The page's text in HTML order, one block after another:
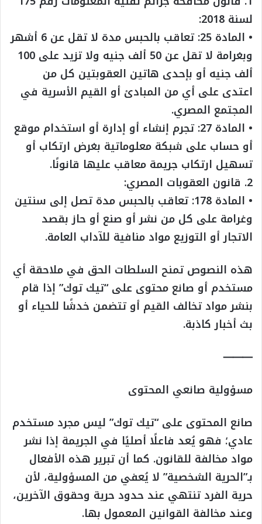
لسنة 2018:
• المادة 25: تعاقب بالحبس مدة لا تقل عن 6 أشهر
وبغرامة لا تقل عن 50 ألف جنيه ولا تزيد على 100
ألف جنيه أو بإحدى هاتين العقوبتين كل من
اعتدى على أي من المبادئ أو القيم الأسرية في
المجتمع المصري.
• المادة 27: تجرم إنشاء أو إدارة أو استخدام موقع
أو حساب على شبكة معلوماتية بغرض ارتكاب أو
تسهيل ارتكاب جريمة معاقب عليها قانونًا.
2. قانون العقوبات المصري:
• المادة 178: تعاقب بالحبس مدة تصل إلى سنتين
وغرامة على كل من نشر أو صنع أو حاز بقصد
الاتجار أو التوزيع مواد منافية للآداب العامة.
هذه النصوص تمنح السلطات الحق في ملاحقة أي
مستخدم أو صانع محتوى على “تيك توك” إذا قام
بنشر مواد تخالف القيم أو تتضمن خدشًا للحياء أو
بث أخبار كاذبة.
⸻
مسؤولية صانعي المحتوى
صانع المحتوى على “تيك توك” ليس مجرد مستخدم
عادي؛ فهو يُعد فاعلًا أصليًا في الجريمة إذا نشر
مواد مخالفة للقانون. كما أن تبرير هذه الأفعال
بـ”الحرية الشخصية” لا يُعفي من المسؤولية، لأن
حرية الفرد تنتهي عند حدود حرية وحقوق الآخرين،
وعند مخالفة القوانين المعمول بها.